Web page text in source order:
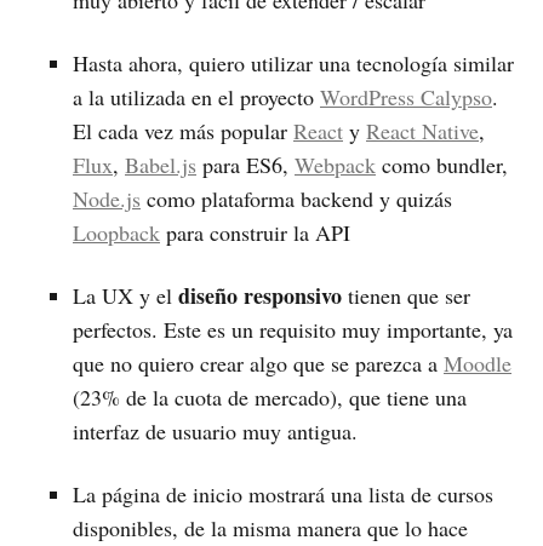
Hasta ahora, quiero utilizar una tecnología similar
a la utilizada en el proyecto WordPress Calypso.
El cada vez más popular React y React Native,
Flux, Babel.js para ES6, Webpack como bundler,
Node.js como plataforma backend y quizás
Loopback para construir la API
La UX y el diseño responsivo tienen que ser
perfectos. Este es un requisito muy importante, ya
que no quiero crear algo que se parezca a Moodle
(23% de la cuota de mercado), que tiene una
interfaz de usuario muy antigua.
La página de inicio mostrará una lista de cursos
disponibles, de la misma manera que lo hace